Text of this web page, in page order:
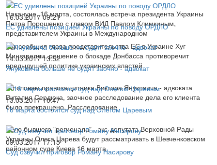
Накануне, 16 марта, состоялась встреча президента Украины
Петра Порошенко с главом ВИД Павлом Климкиным,
представителем Украины в Международном
16.03.2017 09:21
ЕС удивлены позицией Украины по поводу ОРДЛО
Как сообщил глава представительства ЕС в Украине Хуг
Мингарелли, решение о блокаде Донбасса противоречит
предыдущей политике украинских властей
14.03.2017 13:52
Януковича больше не судят заочно - адвокат
По словам правозащитника Виктора Януковича - адвоката
Виталия Сердюка, заочное расследование дела его клиента
было прекращено. Расследование
13.03.2017 10:47
16 марта состоится суд над Олегом Царевым
Дело бывшего "регионала" - экс-депутата Верховной Рады
Украины Олега Царева будут рассматривать в Шевченковском
районном суде Киева 16 марта
09.03.2017 17:15
Суд озвучил приговор Роману Насирову